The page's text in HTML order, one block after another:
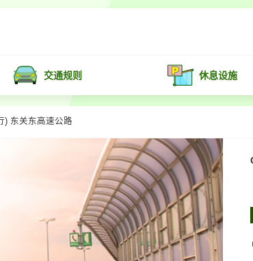
交通规则 休息设施
) 东关东高速公路